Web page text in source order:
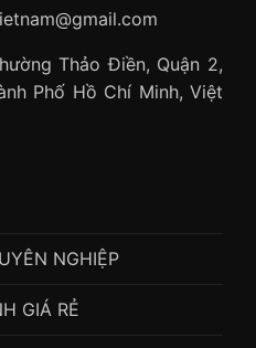
Thảo Điền, Quận 2,
Phố Hồ Chí Minh, Việt
NGHIỆP
GIÁ RẺ